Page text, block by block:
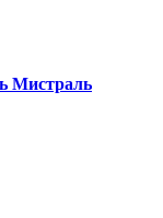
Мистраль